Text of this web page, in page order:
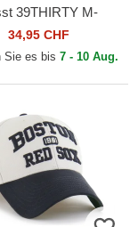
39THIRTY M-
Frame Realtree der
Sox MLB von
34,95 CHF
Sie es bis 7 - 10 Aug.